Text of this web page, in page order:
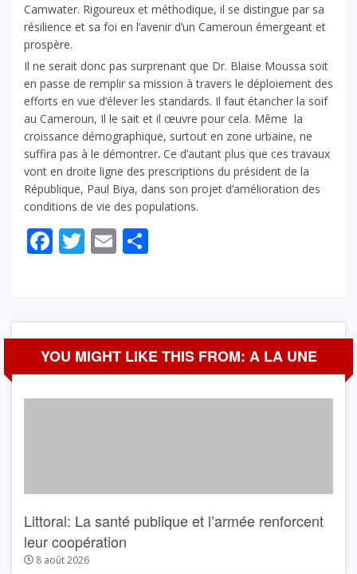
Camwater. Rigoureux et méthodique, il se distingue par sa
résilience et sa foi en l’avenir d’un Cameroun émergeant et
prospère.
Il ne serait donc pas surprenant que Dr. Blaise Moussa soit
en passe de remplir sa mission à travers le déploiement des
efforts en vue d’élever les standards. Il faut étancher la soif
au Cameroun, Il le sait et il œuvre pour cela. Même la
croissance démographique, surtout en zone urbaine, ne
suffira pas à le démontrer. Ce d’autant plus que ces travaux
vont en droite ligne des prescriptions du président de la
République, Paul Biya, dans son projet d’amélioration des
conditions de vie des populations.
Facebook
Twitter
Email
YOU MIGHT LIKE THIS FROM: A LA UNE
Littoral: La santé publique et l’armée renforcent
leur coopération
8 août 2026